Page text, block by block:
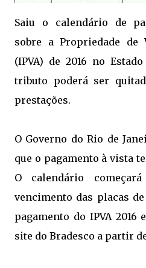
Saiu o calendário de
sobre a Propriedade de
(IPVA) de 2016 no
tributo poderá ser
prestações.
O Governo do Rio de
que o pagamento à vista
O calendário
vencimento das placas
pagamento do IPVA
site do Bradesco a partir